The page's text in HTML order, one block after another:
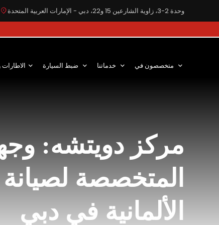
وحدة 2-3، زاوية الشارعين 15 و22، دبي - الإمارات العربية المتحدة
الاطارات
مركز دويتشه:
المتخصصة
الألمانية في دبي